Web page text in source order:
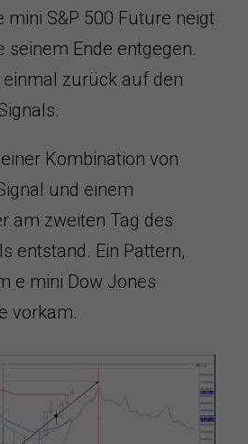
mini S&P 500 Future neigt
seinem Ende entgegen.
einmal zurück auf den
Kombination von
und einem
am zweiten Tag des
entstand. Ein Pattern,
e mini Dow Jones
vorkam.